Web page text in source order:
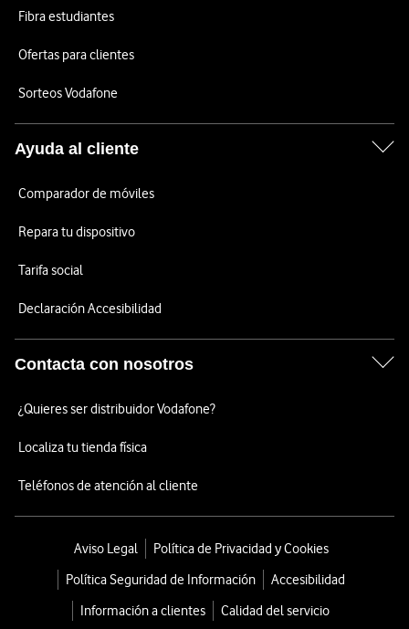
Fibra estudiantes
Ofertas para clientes
Sorteos Vodafone
Ayuda al cliente
Comparador de móviles
Repara tu dispositivo
Tarifa social
Declaración Accesibilidad
Contacta con nosotros
¿Quieres ser distribuidor Vodafone?
Localiza tu tienda física
Teléfonos de atención al cliente
Aviso Legal
Política de Privacidad y Cookies
Política Seguridad de Información
Accesibilidad
Información a clientes
Calidad del servicio